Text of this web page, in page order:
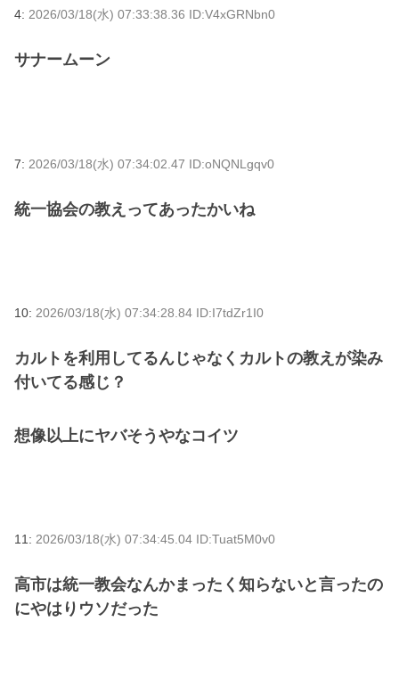
4: 2026/03/18(水) 07:33:38.36 ID:V4xGRNbn0
サナームーン
7: 2026/03/18(水) 07:34:02.47 ID:oNQNLgqv0
統一協会の教えってあったかいね
10: 2026/03/18(水) 07:34:28.84 ID:I7tdZr1I0
カルトを利用してるんじゃなくカルトの教えが染み
付いてる感じ？
想像以上にヤバそうやなコイツ
11: 2026/03/18(水) 07:34:45.04 ID:Tuat5M0v0
高市は統一教会なんかまったく知らないと言ったの
にやはりウソだった